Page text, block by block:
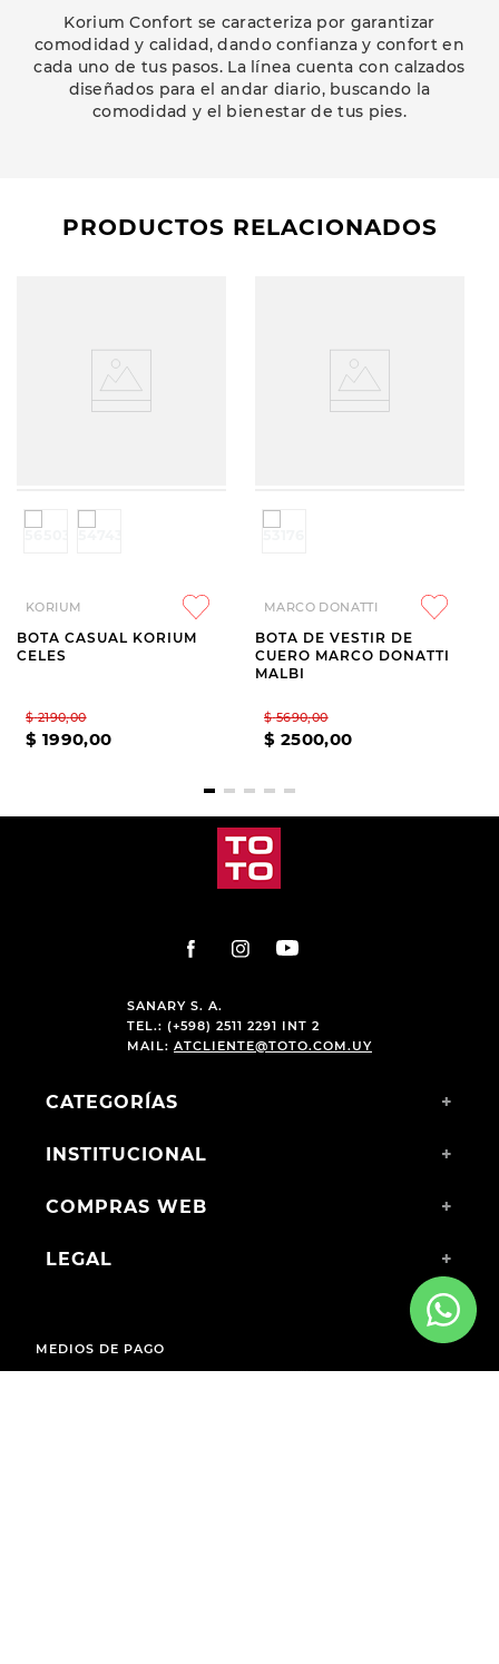
Korium Confort se caracteriza por garantizar
comodidad y calidad, dando confianza y confort en
cada uno de tus pasos. La línea cuenta con calzados
diseñados para el andar diario, buscando la
comodidad y el bienestar de tus pies.
PRODUCTOS RELACIONADOS
KORIUM
BOTA CASUAL KORIUM
CELES
$ 2190,00
$ 1990,00
MARCO DONATTI
BOTA DE VESTIR DE
CUERO MARCO DONATTI
MALBI
$ 5690,00
$ 2500,00
SANARY S. A.
TEL.: (+598) 2511 2291 INT 2
MAIL: ATCLIENTE@TOTO.COM.UY
CATEGORÍAS +
INSTITUCIONAL +
COMPRAS WEB +
LEGAL +
MEDIOS DE PAGO